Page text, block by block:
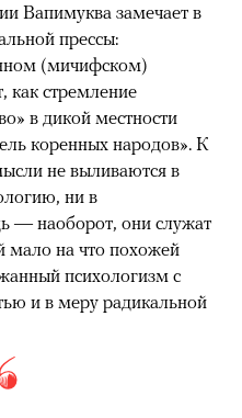
Вапимуква замечает в
прессы:
(мичифском)
как стремление
в дикой местности
коренных народов». К
не выливаются в
ни в
— наоборот, они служат
на что похожей
психологизм с
и в меру радикальной